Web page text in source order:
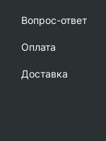
Вопрос-ответ
Oплата
Доставка